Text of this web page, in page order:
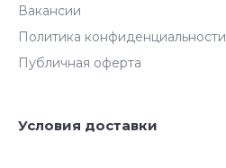
Вакансии
Политика конфиденциальности
Публичная оферта
Условия доставки